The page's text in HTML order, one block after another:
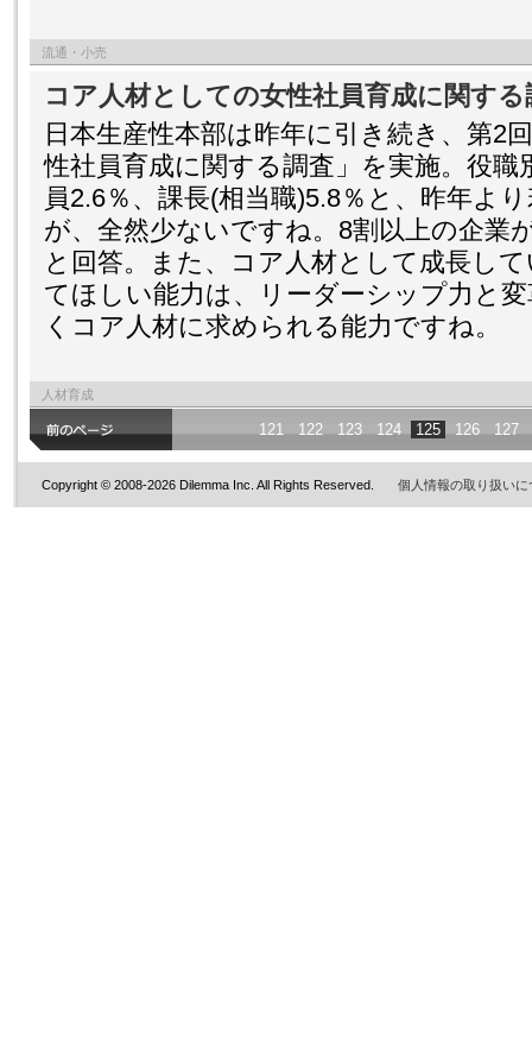
流通・小売
コア人材としての女性社員育成に関する
日本生産性本部は昨年に引き続き、第2
性社員育成に関する調査」を実施。役
員2.6％、課長(相当職)5.8％と、昨年よ
が、全然少ないですね。8割以上の企業
と回答。また、コア人材として成長し
てほしい能力は、リーダーシップ力と
くコア人材に求められる能力ですね。
人材育成
121 122 123 124 125 126 127
Copyright © 2008-2026 Dilemma Inc. All Rights Reserved. 個人情報の取り扱いに